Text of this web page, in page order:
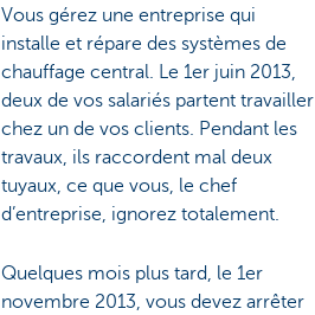
Vous gérez une entreprise qui
installe et répare des systèmes de
chauffage central. Le 1er juin 2013,
deux de vos salariés partent travailler
chez un de vos clients. Pendant les
travaux, ils raccordent mal deux
tuyaux, ce que vous, le chef
d’entreprise, ignorez totalement.
Quelques mois plus tard, le 1er
novembre 2013, vous devez arrêter